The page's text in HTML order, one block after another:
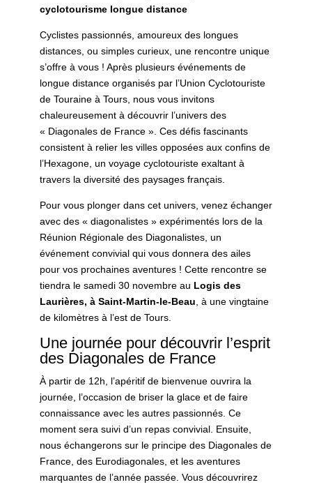
cyclotourisme longue distance
Cyclistes passionnés, amoureux des longues
distances, ou simples curieux, une rencontre unique
s’offre à vous ! Après plusieurs événements de
longue distance organisés par l’Union Cyclotouriste
de Touraine à Tours, nous vous invitons
chaleureusement à découvrir l’univers des
« Diagonales de France ». Ces défis fascinants
consistent à relier les villes opposées aux confins de
l’Hexagone, un voyage cyclotouriste exaltant à
travers la diversité des paysages français.
Pour vous plonger dans cet univers, venez échanger
avec des « diagonalistes » expérimentés lors de la
Réunion Régionale des Diagonalistes, un
événement convivial qui vous donnera des ailes
pour vos prochaines aventures ! Cette rencontre se
tiendra le samedi 30 novembre au Logis des
Laurières, à Saint-Martin-le-Beau , à une vingtaine
de kilomètres à l’est de Tours.
Une journée pour découvrir l’esprit
des Diagonales de France
À partir de 12h, l’apéritif de bienvenue ouvrira la
journée, l’occasion de briser la glace et de faire
connaissance avec les autres passionnés. Ce
moment sera suivi d’un repas convivial. Ensuite,
nous échangerons sur le principe des Diagonales de
France, des Eurodiagonales, et les aventures
marquantes de l’année passée. Vous découvrirez